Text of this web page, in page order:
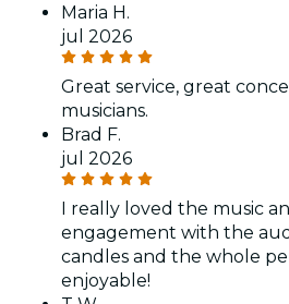
Maria H.
jul 2026
Great service, great
musicians.
Brad F.
jul 2026
I really loved the music
engagement with the
candles and the whole
enjoyable!